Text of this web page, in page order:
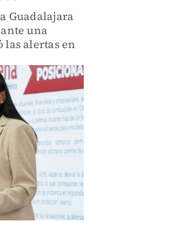
Guadalajara
una
alertas en